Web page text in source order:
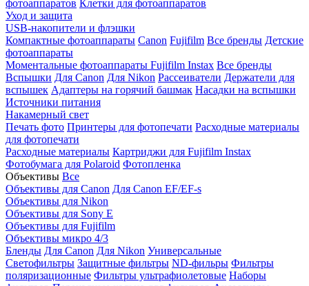
фотоаппаратов Клетки для фотоаппаратов
Уход и защита
USB-накопители и флэшки
Компактные фотоаппараты Canon Fujifilm Все бренды Детские
фотоаппараты
Моментальные фотоаппараты Fujifilm Instax Все бренды
Вспышки Для Canon Для Nikon Рассеиватели Держатели для
вспышек Адаптеры на горячий башмак Насадки на вспышки
Источники питания
Накамерный свет
Печать фото Принтеры для фотопечати Расходные материалы
для фотопечати
Расходные материалы Картриджи для Fujifilm Instax
Фотобумага для Polaroid Фотопленка
Объективы Все
Объективы для Canon Для Canon EF/EF-s
Объективы для Nikon
Объективы для Sony E
Объективы для Fujifilm
Объективы микро 4/3
Бленды Для Canon Для Nikon Универсальные
Светофильтры Защитные фильтры ND-фильры Фильтры
поляризационные Фильтры ультрафиолетовые Наборы